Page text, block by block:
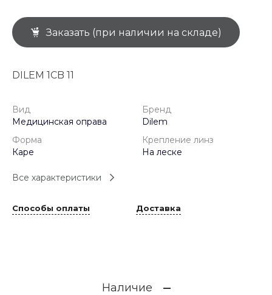
Заказать (при наличии на складе)
DILEM 1CB 11
Вид
Медицинская оправа
Бренд
Dilem
Форма
Каре
Крепление линз
На леске
Все характеристики
Способы оплаты Доставка
Наличие